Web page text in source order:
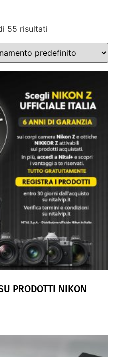
55 risultati
PRODOTTI NIKON